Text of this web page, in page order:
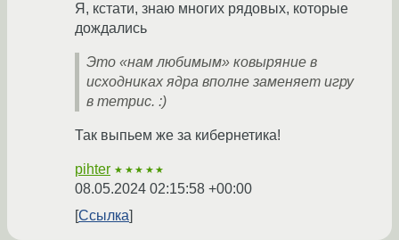
Я, кстати, знаю многих рядовых, которые
дождались
Это «нам любимым» ковыряние в
исходниках ядра вполне заменяет игру
в тетрис. :)
Так выпьем же за кибернетика!
pihter ★★★★★
08.05.2024 02:15:58 +00:00
Ссылка